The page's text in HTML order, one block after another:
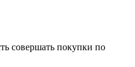
совершать покупки по